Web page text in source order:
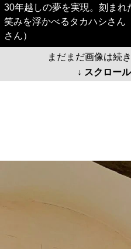
30年越しの夢を実現。刻ま
笑みを浮かべるタカハシさん
さん）
まだまだ画像は続
↓ スクロー